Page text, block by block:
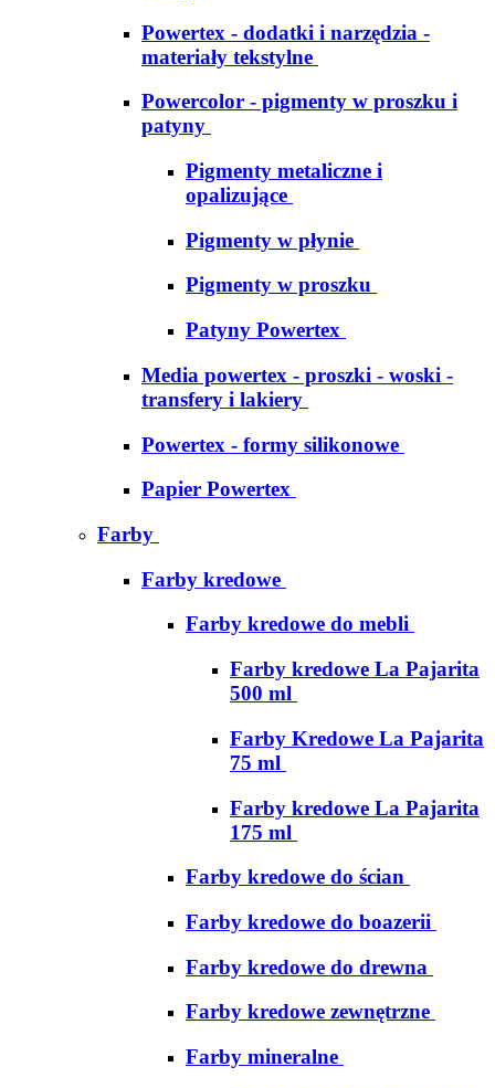
Powertex - dodatki i narzędzia -
materiały tekstylne
Powercolor - pigmenty w proszku i
patyny
Pigmenty metaliczne i
opalizujące
Pigmenty w płynie
Pigmenty w proszku
Patyny Powertex
Media powertex - proszki - woski -
transfery i lakiery
Powertex - formy silikonowe
Papier Powertex
Farby
Farby kredowe
Farby kredowe do mebli
Farby kredowe La Pajarita
500 ml
Farby Kredowe La Pajarita
75 ml
Farby kredowe La Pajarita
175 ml
Farby kredowe do ścian
Farby kredowe do boazerii
Farby kredowe do drewna
Farby kredowe zewnętrzne
Farby mineralne